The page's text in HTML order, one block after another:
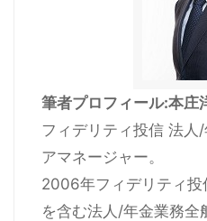
筆者プロフィール:本庄
フィデリティ投信 法人
アマネージャー。
2006年フィデリティ投
を含む法人/年金業務